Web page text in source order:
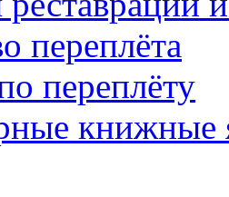
переплёта
переплёту
книжные